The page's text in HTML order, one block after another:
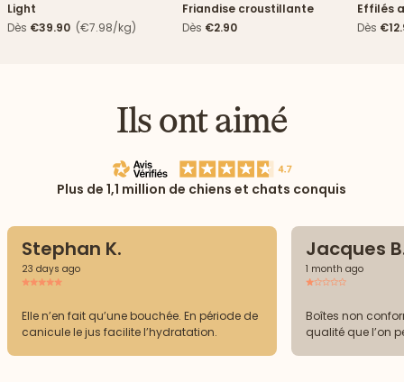
Light
Dès €39.90 (€7.98/kg)
Friandise croustillante
Dès €2.90
Effilés
Dès
Ils ont aimé
Plus de 1,1 million de chiens et chats conquis
Stephan K.
23 days ago
Elle n’en fait qu’une bouchée. En période de
canicule le jus facilite l’hydratation.
Jacques
1 month ago
Boîtes non
qualité que l’on